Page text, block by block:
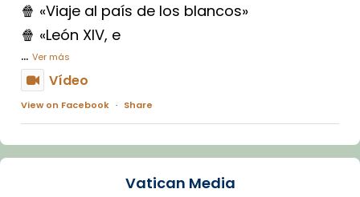
🍿 «Viaje al país de los blancos»
🍿 «León XIV, e
... Ver más
Vídeo
View on Facebook · Share
Arquebisbat de Barcelona
Vatican Media